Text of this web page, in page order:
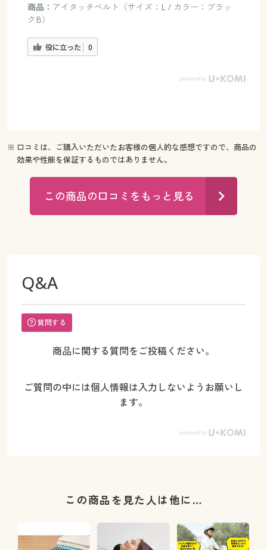
商品： アイタッチベルト（サイズ：L / カラー：ブラッ
クB）
役に立った 0
※ 口コミは、ご購入いただいたお客様の個人的な感想ですので、商品の
効果や性能を保証するものではありません。
この商品の口コミをもっと見る
Q&A
質問する
商品に関する質問をご投稿ください。
ご質問の中には個人情報は入力しないようお願いし
ます。
この商品を見た人は他に…